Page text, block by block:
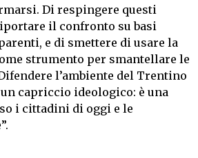
Di respingere questi
il confronto su basi
e di smettere di usare la
strumento per smantellare le
l’ambiente del Trentino
capriccio ideologico: è una
i cittadini di oggi e le